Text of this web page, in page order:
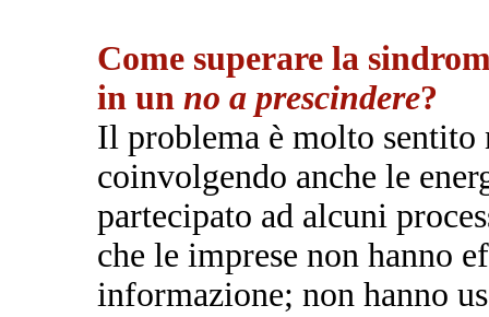
Come superare la
in un no a prescindere?
Il problema è molto sentito
coinvolgendo anche le
partecipato ad alcuni
che le imprese non hanno
informazione; non hanno